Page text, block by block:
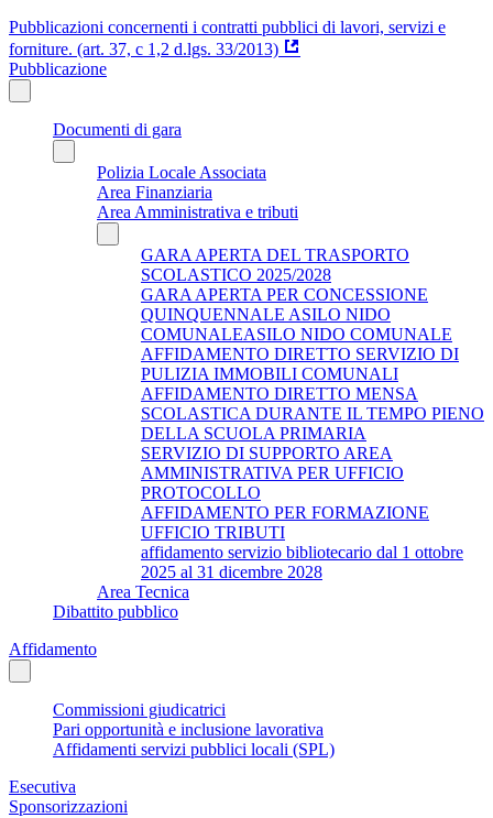
Pubblicazioni concernenti i contratti pubblici di lavori, servizi e
forniture. (art. 37, c 1,2 d.lgs. 33/2013)
Pubblicazione
Documenti di gara
Polizia Locale Associata
Area Finanziaria
Area Amministrativa e tributi
GARA APERTA DEL TRASPORTO
SCOLASTICO 2025/2028
GARA APERTA PER CONCESSIONE
QUINQUENNALE ASILO NIDO
COMUNALEASILO NIDO COMUNALE
AFFIDAMENTO DIRETTO SERVIZIO DI
PULIZIA IMMOBILI COMUNALI
AFFIDAMENTO DIRETTO MENSA
SCOLASTICA DURANTE IL TEMPO PIENO
DELLA SCUOLA PRIMARIA
SERVIZIO DI SUPPORTO AREA
AMMINISTRATIVA PER UFFICIO
PROTOCOLLO
AFFIDAMENTO PER FORMAZIONE
UFFICIO TRIBUTI
affidamento servizio bibliotecario dal 1 ottobre
2025 al 31 dicembre 2028
Area Tecnica
Dibattito pubblico
Affidamento
Commissioni giudicatrici
Pari opportunità e inclusione lavorativa
Affidamenti servizi pubblici locali (SPL)
Esecutiva
Sponsorizzazioni